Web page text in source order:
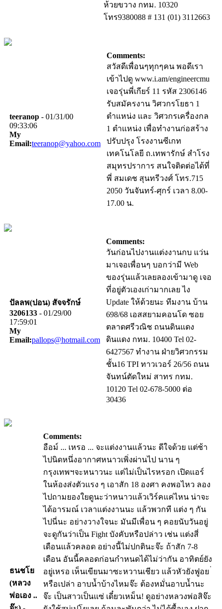
ห้วยขวาง กทม. 10320
โทร9380088 # 131 (01) 3112663
teeranop - 01/31/00
09:33:06
My
Email:teeranop@yahoo.com
Comments:
สวัสดีเพื่อนๆทุกๆคน พอดีเรา
เข้าไปดู www.i.am/engineercmu
เจอรุ่นพี่เกียร์ 11 รหัส 2306146
รับสมัครงาน วิศวกรโยธา 1
ตำแหน่ง และ วิศวกรเครื่องกล
1 ตำแหน่ง เพื่อทำงานก่อสร้าง
ปรับปรุง โรงงานซีเกท
เทคโนโลยี ถ.เทพารักษ์ สำโรง
สมุทรปราการ สนใจติดต่อได้ที่
พี่ สมเดช สุนทรีวงศ์ โทร.715
2050 วันจันทร์-ศุกร์ เวลา 8.00-
17.00 น.
ปัลลพ(ปอน) สัจจรักษ์
3206133 - 01/29/00
17:59:01
My
Email:pallops@hotmail.com
Comments:
วันก่อนไปงานแต่งงานกบ แว่น
มาเจอเพื่อนๆ บอกว่ามี Web
ของรุ่นแล้วเลยลองเข้ามาดู เจอ
ที่อยู่ตัวเองเก่ามากเลย ไง
Update ให้ด้วยนะ ทีมงาน บ้าน
698/68 เอสสยามคอนโด ซอย
ตลาดศรีวณิช ถนนดินแดง
ดินแดง กทม. 10400 Tel 02-
6427567 ทำงาน ฝ่ายวิศวกรรม
ชั้น16 TPI ทาวเวอร์ 26/56 ถนน
จันทน์ตัดใหม่ สาทร กทม.
10120 Tel 02-678-5000 ต่อ
30436
ธนชโย
(หลวง
พ่อเอง ..
Comments:
อือม์ ... เหรอ ... จะแต่งงานแล้วนะ ดีใจด้วย แต่ช้า
ไปนิดหนึ่งอากาศหนาวเพิ่งผ่านไป นาน ๆ
กรุงเทพฯจะหนาวนะ แต่ไม่เป็นไรหรอก เปิดแอร์
ในห้องส่งตัวแรง ๆ เอาสัก 18 องศา คงพอไหว ลอง
ไปถามยองใยดูนะว่าหนาวแล้วเวิร์คแค่ไหน น่าจะ
ได้อารมณ์ เวลาแต่งงานนะ แล้วพวกที แต่ง ๆ กัน
ไปนี่นะ อย่างวางใจนะ มันมีเพื่อน ๆ คอยนับวันอยู่
จะดูกันว่าเป็น Fight บังคับหรือปล่าว เช่น แต่งสี่
เดือนแล้วคลอด อย่างนี้ไม่ปกตินะจ๊ะ ถ้าสัก 7-8
เดือน อันนี้คลอดก่อนกำหนดได้ไม่ว่ากัน อาทิตย์ยัง
อยู่เหรอ เห็นเขียนมาซะหวานเชียว แล้วหัวยังฟูอย ่
หรือเปล่า อาบน้ำบ้างไหมจ๊ะ ต้องหมั่นอาบน้ำนะ
จ๊ะ เป็นสาวเป็นแซ่ เดี๋ยวเหม็น! ดูอย่างหลวงพ่อสิจ๊ะ